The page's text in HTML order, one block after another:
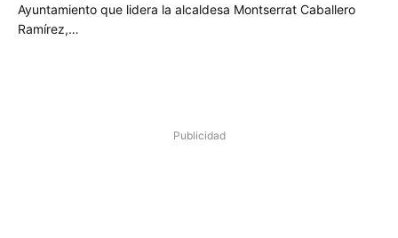
Ayuntamiento que lidera la alcaldesa Montserrat Caballero
Ramírez,…
Publicidad